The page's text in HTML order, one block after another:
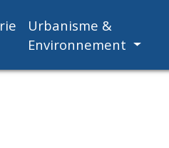
Urbanisme &
Environnement